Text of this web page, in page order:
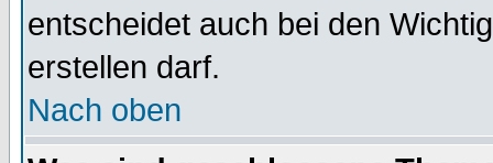
entscheidet auch bei den
erstellen darf.
Nach oben